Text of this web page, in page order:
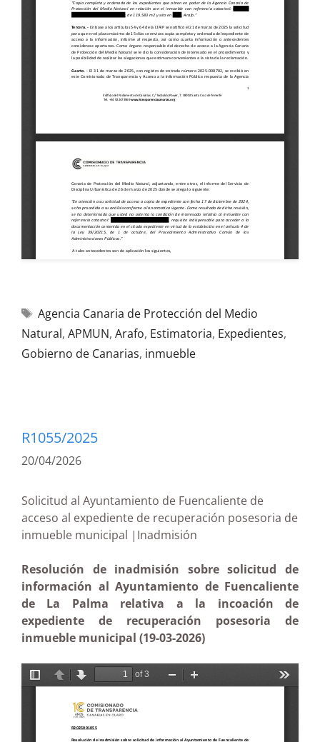
Agencia Canaria de Protección del Medio
Natural, APMUN, Arafo, Estimatoria, Expedientes,
Gobierno de Canarias, inmueble
R1055/2025
20/04/2026
Solicitud al Ayuntamiento de Fuencaliente de
acceso al expediente de recuperación posesoria de
inmueble municipal |Inadmisión
Resolución de inadmisión sobre solicitud de
información al Ayuntamiento de Fuencaliente
de La Palma relativa a la incoación de
expediente de recuperación posesoria de
inmueble municipal (19-03-2026)